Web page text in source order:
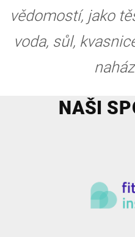
vědomostí, jako
voda, sůl,
NAŠI